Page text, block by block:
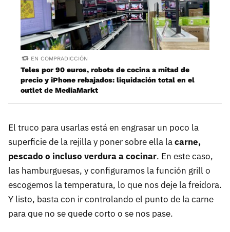
EN COMPRADICCIÓN
Teles por 90 euros, robots de cocina a mitad de
precio y iPhone rebajados: liquidación total en el
outlet de MediaMarkt
El truco para usarlas está en engrasar un poco la
superficie de la rejilla y poner sobre ella lacarne,
pescado o incluso verdura a cocinar. En este caso,
las hamburguesas, y configuramos la función grill o
escogemos la temperatura, lo que nos deje la freidora.
Y listo, basta con ir controlando el punto de la carne
para que no se quede corto o se nos pase.